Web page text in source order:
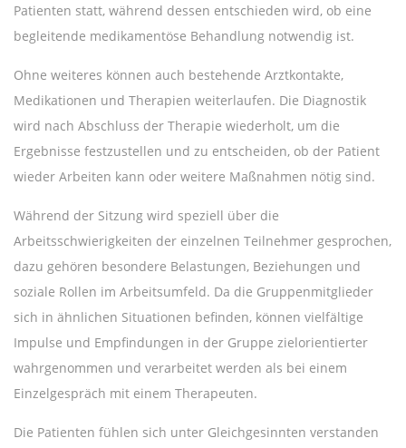
Patienten statt, während dessen entschieden wird, ob eine
begleitende medikamentöse Behandlung notwendig ist.
Ohne weiteres können auch bestehende Arztkontakte,
Medikationen und Therapien weiterlaufen. Die Diagnostik
wird nach Abschluss der Therapie wiederholt, um die
Ergebnisse festzustellen und zu entscheiden, ob der Patient
wieder Arbeiten kann oder weitere Maßnahmen nötig sind.
Während der Sitzung wird speziell über die
Arbeitsschwierigkeiten der einzelnen Teilnehmer gesprochen,
dazu gehören besondere Belastungen, Beziehungen und
soziale Rollen im Arbeitsumfeld. Da die Gruppenmitglieder
sich in ähnlichen Situationen befinden, können vielfältige
Impulse und Empfindungen in der Gruppe zielorientierter
wahrgenommen und verarbeitet werden als bei einem
Einzelgespräch mit einem Therapeuten.
Die Patienten fühlen sich unter Gleichgesinnten verstanden